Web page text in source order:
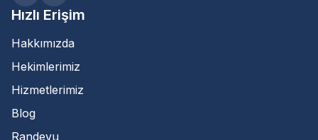
Hızlı Erişim
Hakkımızda
Hekimlerimiz
Hizmetlerimiz
Blog
Randevu